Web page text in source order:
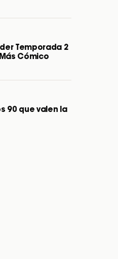
Temporada 2
Cómico
90 que valen la